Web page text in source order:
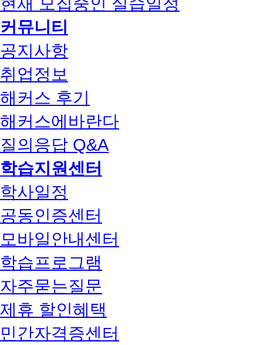
커뮤니티
공지사항
취업정보
해커스 후기
해커스에바란다
질의응답 Q&A
학습지원센터
학사일정
공동인증센터
모바일안내센터
학습프로그램
자주묻는질문
제휴 할인혜택
민간자격증센터